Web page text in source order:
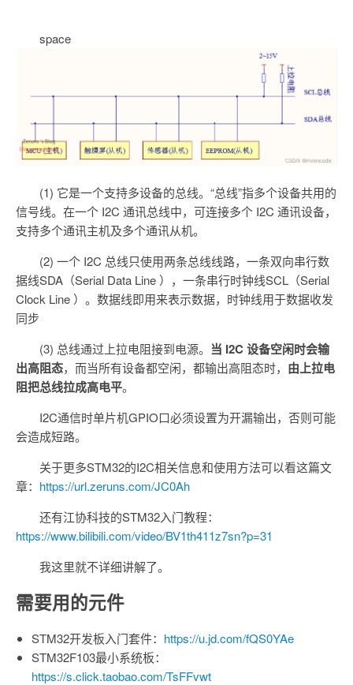
space
(1) 它是一个支持多设备的总线。“总线”指多个设备共用的
信号线。在一个 I2C 通讯总线中，可连接多个 I2C 通讯设备，
支持多个通讯主机及多个通讯从机。
(2) 一个 I2C 总线只使用两条总线线路，一条双向串行数
据线SDA（Serial Data Line ），一条串行时钟线SCL（Serial
Clock Line ）。数据线即用来表示数据，时钟线用于数据收发
同步
(3) 总线通过上拉电阻接到电源。 当 I2C 设备空闲时会输
出高阻态，而当所有设备都空闲，都输出高阻态时， 由上拉电
阻把总线拉成高电平。
I2C通信时单片机GPIO口必须设置为开漏输出，否则可能
会造成短路。
关于更多STM32的I2C相关信息和使用方法可以看这篇文
章： https://url.zeruns.com/JC0Ah
还有江协科技的STM32入门教程：
https://www.bilibili.com/video/BV1th411z7sn?p=31
我这里就不详细讲解了。
需要用的元件
STM32开发板入门套件： https://u.jd.com/fQS0YAe
STM32F103最小系统板：
https://s.click.taobao.com/TsFFvwt